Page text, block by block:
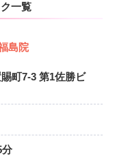
一覧
島院
町7-3 第1佐勝ビ
分